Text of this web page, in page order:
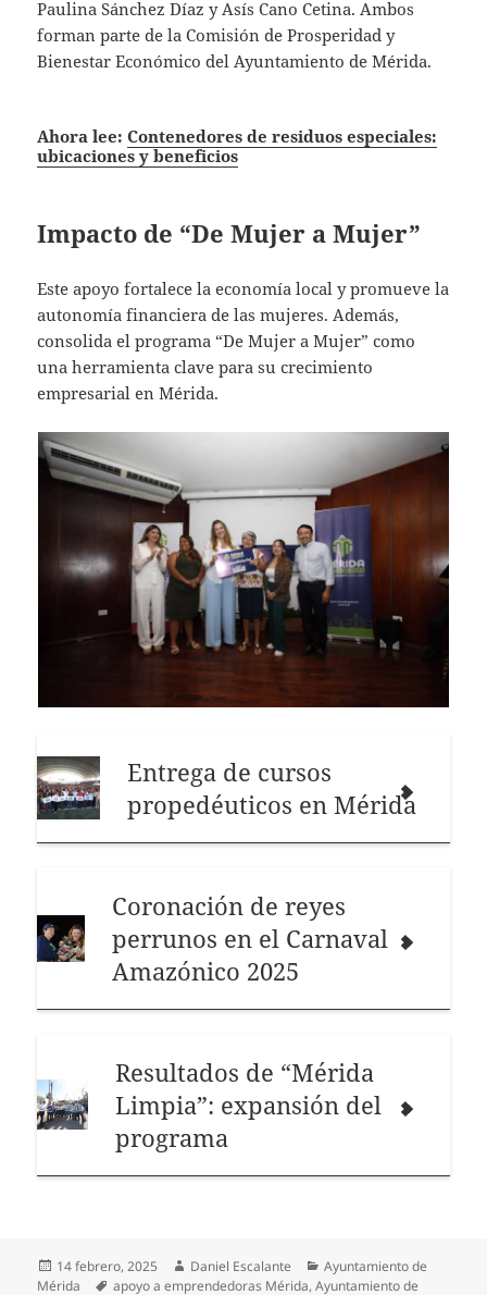
Paulina Sánchez Díaz y Asís Cano Cetina. Ambos
forman parte de la Comisión de Prosperidad y
Bienestar Económico del Ayuntamiento de Mérida.
Ahora lee:Contenedores de residuos especiales:
ubicaciones y beneficios
Impacto de “De Mujer a Mujer”
Este apoyo fortalece la economía local y promueve la
autonomía financiera de las mujeres. Además,
consolida el programa “De Mujer a Mujer” como
una herramienta clave para su crecimiento
empresarial en Mérida.
Entrega de cursos
propedéuticos en Mérida
Coronación de reyes
perrunos en el Carnaval
Amazónico 2025
Resultados de “Mérida
Limpia”: expansión del
programa
Publicado
el
14 febrero, 2025 Autor
Daniel Escalante Categorías
Ayuntamiento de
Mérida
Etiquetas
apoyo a emprendedoras Mérida,Ayuntamiento de